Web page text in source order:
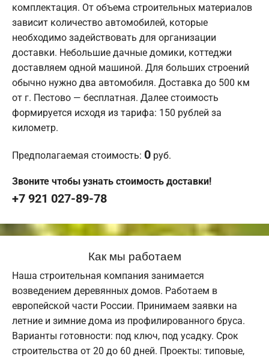
комплектация. От объема строительных материалов
зависит количество автомобилей, которые
необходимо задействовать для организации
доставки. Небольшие дачные домики, коттеджи
доставляем одной машиной. Для больших строений
обычно нужно два автомобиля. Доставка до 500 км
от г. Пестово — бесплатная. Далее стоимость
формируется исходя из тарифа: 150 рублей за
километр.
Предполагаемая стоимость: 0 руб.
Звоните чтобы узнать стоимость доставки!
+7 921 027-89-78
Как мы работаем
Наша строительная компания занимается
возведением деревянных домов. Работаем в
европейской части России. Принимаем заявки на
летние и зимние дома из профилированного бруса.
Варианты готовности: под ключ, под усадку. Срок
строительства от 20 до 60 дней. Проекты: типовые,